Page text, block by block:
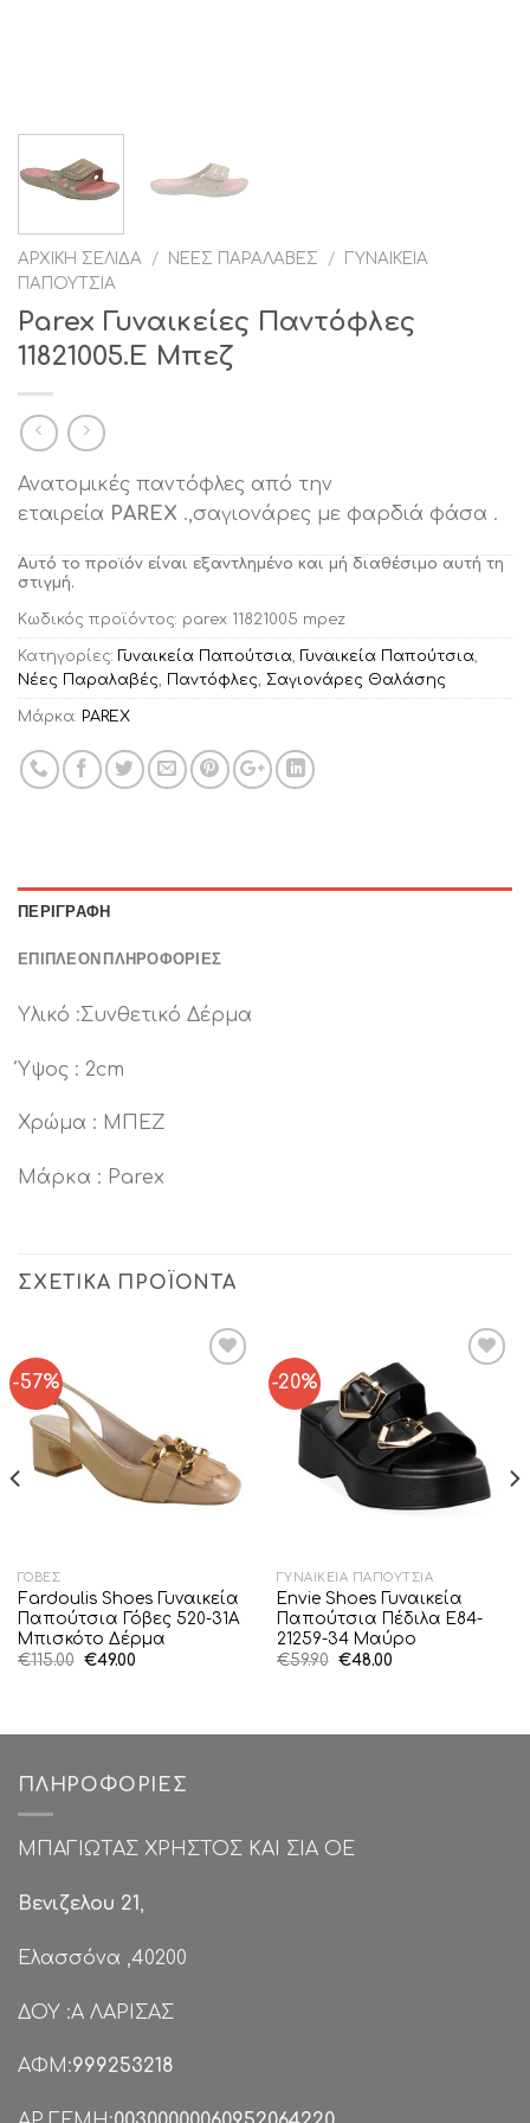
ΑΡΧΙΚΉ ΣΕΛΊΔΑ / ΝΈΕΣ ΠΑΡΑΛΑΒΈΣ /
ΓΥΝΑΙΚΕΊΑ
ΠΑΠΟΎΤΣΙΑ
Parex Γυναικείες Παντόφλες
11821005.Ε Μπεζ
Ανατομικές παντόφλες από την
εταιρεία PAREX .,σαγιονάρες με φαρδιά φάσα .
Αυτό το προϊόν είναι εξαντλημένο και μή διαθέσιμο αυτή τη
στιγμή.
Κωδικός προϊόντος: parex 11821005 mpez
Κατηγορίες: Γυναικεία Παπούτσια, Γυναικεία Παπούτσια,
Νέες Παραλαβές, Παντόφλες, Σαγιονάρες Θαλάσης
Μάρκα: PAREX
ΠΕΡΙΓΡΑΦΉ
ΕΠΙΠΛΈΟΝ ΠΛΗΡΟΦΟΡΊΕΣ
Υλικό :Συνθετικό Δέρμα
Ύψος : 2cm
Χρώμα : ΜΠΕΖ
Μάρκα : Parex
ΣΧΕΤΙΚΆ ΠΡΟΪΌΝΤΑ
-57%
ΓΌΒΕΣ
Fardoulis Shoes Γυναικεία
Παπούτσια Γόβες 520-31A
Μπισκότο Δέρμα
€115.00 Original
€49.00Η
-20%
ΓΥΝΑΙΚΕΊΑ ΠΑΠΟΎΤΣΙΑ
Envie Shoes Γυναικεία
Παπούτσια Πέδιλα E84-
21259-34 Μαύρο
€59.90 Original
€48.00Η
ΠΛΗΡΟΦΟΡΊΕΣ
ΜΠΑΓΙΩΤΑΣ ΧΡΗΣΤΟΣ ΚΑΙ ΣΙΑ ΟΕ
Βενιζελου 21,
Ελασσόνα ,40200
ΔΟΥ :Α ΛΑΡΙΣΑΣ
ΑΦΜ:999253218